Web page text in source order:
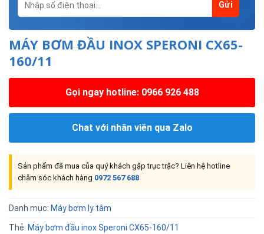
MÁY BƠM ĐẦU INOX SPERONI CX65-
160/11
Gọi ngay hotline: 0966 926 488
Chat với nhân viên qua Zalo
Sản phẩm đã mua của quý khách gặp trục trặc? Liên hệ hotline
chăm sóc khách hàng 0972 567 688
Danh mục: Máy bơm ly tâm
Thẻ: Máy bơm đầu inox Speroni CX65-160/11